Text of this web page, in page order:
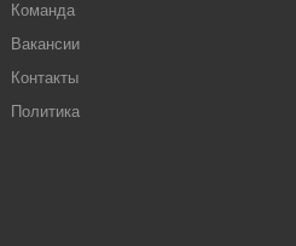
Команда
Вакансии
Контакты
Политика